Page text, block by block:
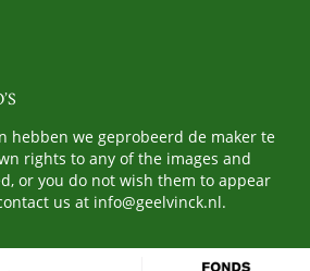
hebben we geprobeerd de maker te
rights to any of the images and
or you do not wish them to appear
us at info@geelvinck.nl.